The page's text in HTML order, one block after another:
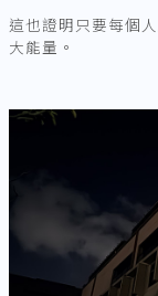
這也證明只要每個
大能量。